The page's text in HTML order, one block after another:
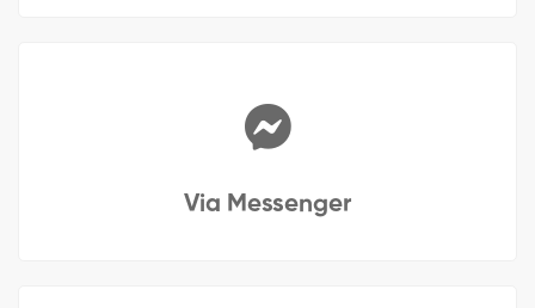
Via Messenger